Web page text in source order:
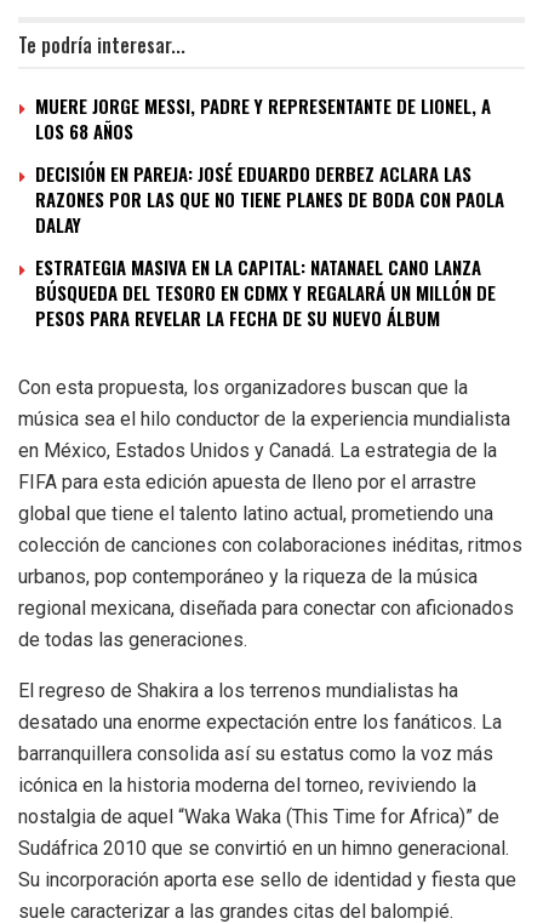
Te podría interesar...
MUERE JORGE MESSI, PADRE Y REPRESENTANTE DE LIONEL, A
LOS 68 AÑOS
DECISIÓN EN PAREJA: JOSÉ EDUARDO DERBEZ ACLARA LAS
RAZONES POR LAS QUE NO TIENE PLANES DE BODA CON PAOLA
DALAY
ESTRATEGIA MASIVA EN LA CAPITAL: NATANAEL CANO LANZA
BÚSQUEDA DEL TESORO EN CDMX Y REGALARÁ UN MILLÓN DE
PESOS PARA REVELAR LA FECHA DE SU NUEVO ÁLBUM
Con esta propuesta, los organizadores buscan que la
música sea el hilo conductor de la experiencia mundialista
en México, Estados Unidos y Canadá. La estrategia de la
FIFA para esta edición apuesta de lleno por el arrastre
global que tiene el talento latino actual, prometiendo una
colección de canciones con colaboraciones inéditas, ritmos
urbanos, pop contemporáneo y la riqueza de la música
regional mexicana, diseñada para conectar con aficionados
de todas las generaciones.
El regreso de Shakira a los terrenos mundialistas ha
desatado una enorme expectación entre los fanáticos. La
barranquillera consolida así su estatus como la voz más
icónica en la historia moderna del torneo, reviviendo la
nostalgia de aquel “Waka Waka (This Time for Africa)” de
Sudáfrica 2010 que se convirtió en un himno generacional.
Su incorporación aporta ese sello de identidad y fiesta que
suele caracterizar a las grandes citas del balompié.